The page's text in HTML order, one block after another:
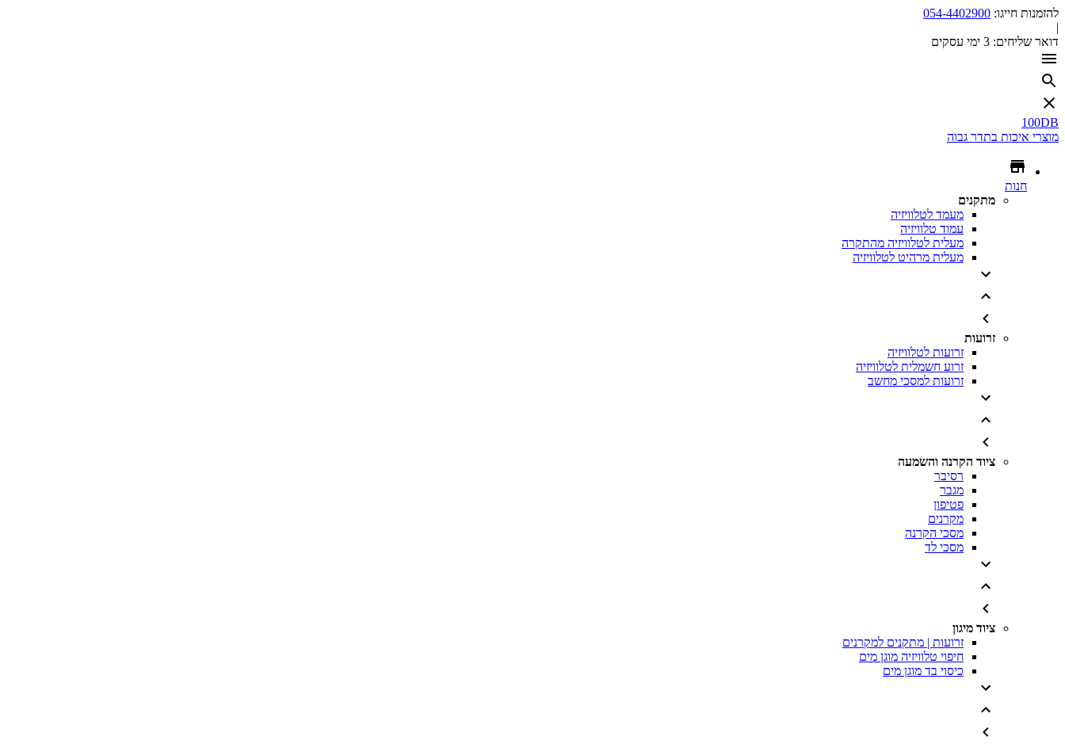
להזמנות חייגו: 054-4402900
|
דואר שליחים: 3 ימי עסקים
100DB
מוצרי איכות בתדר גבוה
חנות
מתקנים
מעמד לטלוויזיה
עמוד טלוויזיה
מעלית לטלוויזיה מהתקרה
מעלית מרהיט לטלוויזיה
זרועות
זרועות לטלוויזיה
זרוע חשמלית לטלוויזיה
זרועות למסכי מחשב
ציוד הקרנה והשמעה
רסיבר
מגבר
פטיפון
מקרנים
מסכי הקרנה
מסכי לד
ציוד מיגון
זרועות | מתקנים למקרנים
חיפוי טלוויזיה מוגן מים
כיסוי בד מוגן מים